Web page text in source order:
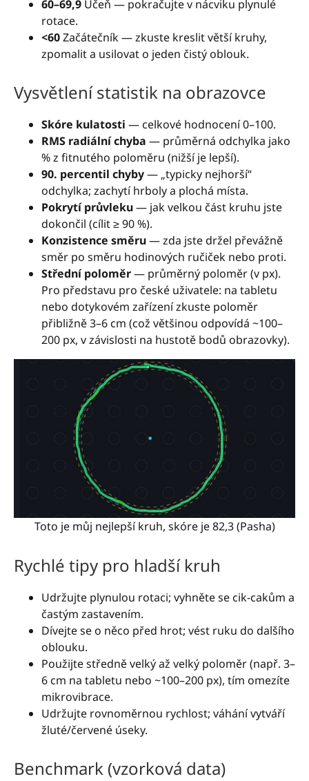
60–69,9 Učeň — pokračujte v nácviku plynulé
rotace.
<60Začátečník — zkuste kreslit větší kruhy,
zpomalit a usilovat o jeden čistý oblouk.
Vysvětlení statistik na obrazovce
Skóre kulatosti — celkové hodnocení 0–100.
RMS radiální chyba — průměrná odchylka jako
% z fitnutého poloměru (nižší je lepší).
90. percentil chyby— „typicky nejhorší“
odchylka; zachytí hrboly a plochá místa.
Pokrytí průvleku— jak velkou část kruhu jste
dokončil (cílit ≥ 90 %).
Konzistence směru— zda jste držel převážně
směr po směru hodinových ručiček nebo proti.
Střední poloměr— průměrný poloměr (v px).
Pro představu pro české uživatele: na tabletu
nebo dotykovém zařízení zkuste poloměr
přibližně 3–6 cm (což většinou odpovídá ~100–
200 px, v závislosti na hustotě bodů obrazovky).
Toto je můj nejlepší kruh, skóre je 82,3 (Pasha)
Rychlé tipy pro hladší kruh
Udržujte plynulou rotaci; vyhněte se cik-cakům a
častým zastavením.
Dívejte se o něco před hrot; vést ruku do dalšího
oblouku.
Použijte středně velký až velký poloměr (např. 3–
6 cm na tabletu nebo ~100–200 px), tím omezíte
mikrovibrace.
Udržujte rovnoměrnou rychlost; váhání vytváří
žluté/červené úseky.
Benchmark (vzorková data)